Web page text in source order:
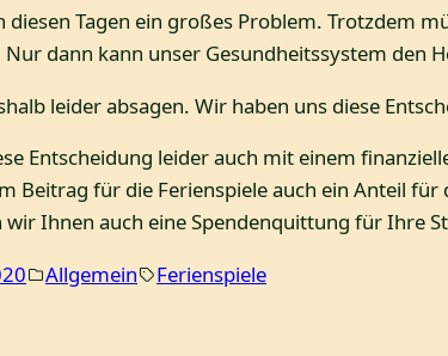
Tagen ein großes Problem. Trotzdem
dann kann unser Gesundheitssystem den
leider absagen. Wir haben uns diese
Entscheidung leider auch mit einem
Beitrag für die Ferienspiele auch ein Anteil
wir Ihnen auch eine Spendenquittung für Ihre
Allgemein Ferienspiele